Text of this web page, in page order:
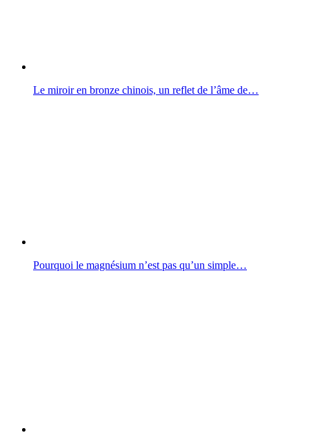
Le miroir en bronze chinois, un reflet de l’âme de…
Pourquoi le magnésium n’est pas qu’un simple…